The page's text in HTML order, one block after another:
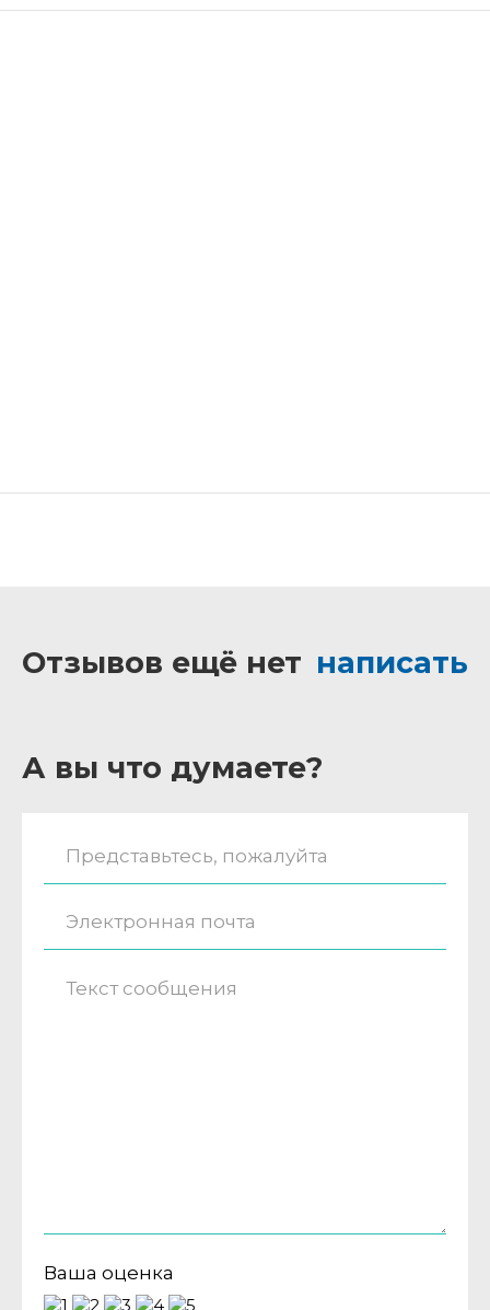
Отзывов ещё нет написать
А вы что думаете?
Ваша оценка